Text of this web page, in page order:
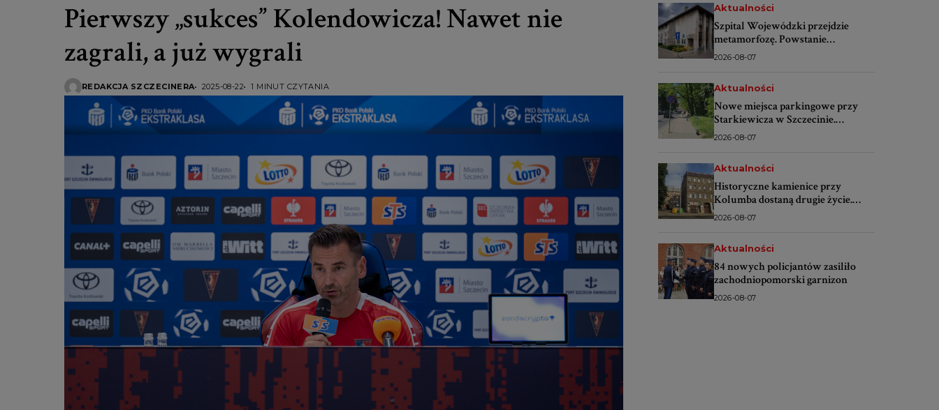
Pierwszy „sukces” Kolendowicza! Nawet nie
zagrali, a już wygrali
REDAKCJA SZCZECINERA 2025-08-22 1 MINUT CZYTANIA
Aktualności
Szpital Wojewódzki przejdzie
metamorfozę. Powstanie
nowoczesne centrum dla
2026-08-07
Aktualności
Nowe miejsca parkingowe przy
Starkiewicza w Szczecinie.
Wybrano wykonawcę
2026-08-07
Aktualności
Historyczne kamienice przy
Kolumba dostaną drugie życie.
Rusza wielki remont
2026-08-07
Aktualności
84 nowych policjantów zasiliło
zachodniopomorski garnizon
2026-08-07